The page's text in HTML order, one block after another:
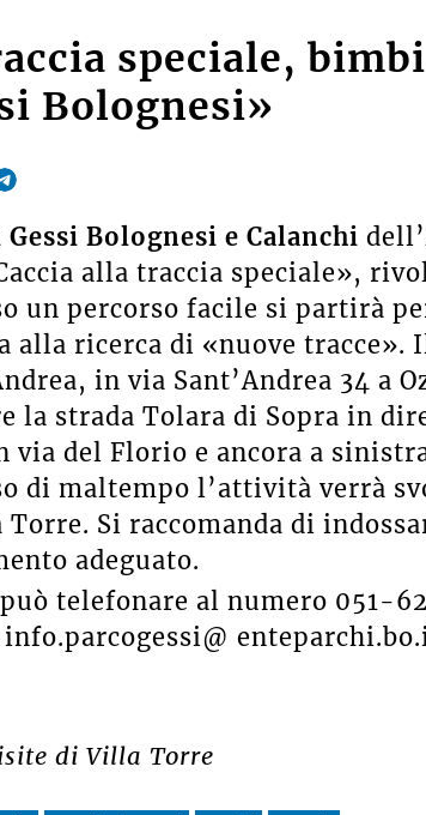
speciale,
Bolognesi»
Gessi Bolognesi e Calanchi
alla traccia speciale»,
un percorso facile si partirà
alla ricerca di «nuove tracce».
in via Sant’Andrea 34 a
la strada Tolara di Sopra in
via del Florio e ancora a
di maltempo l’attività verrà
Si raccomanda di
adeguato.
telefonare al numero 051-
di Villa Torre